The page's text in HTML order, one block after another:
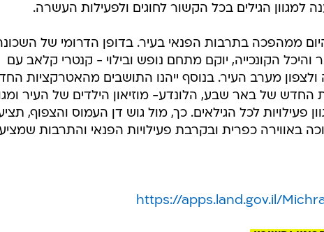
למגוון הגילים בכל הקשור לחוגים ולפעילות העשרה.
ממהפכה בתרבות הפנאי בעיר. בדופן הדרומי של
והיכל הקונכייה, יוקם מתחם נופש ובילוי - קנטרי קלאב עם
ולצפון מערב העיר. בנוסף ייהנו התושבים מהאטרקציות
החדש של באר שבע, הלונדע- מוזיאון הילדים של העיר
פעילויות לכל הגילאים. כך, מול גוש דן העמוס והצפוף,
באווירה כפרית ובקרבת פעילויות הפנאי והתרבות
https://apps.land.gov.il/